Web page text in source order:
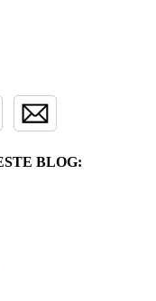
BLOG: